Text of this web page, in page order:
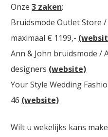
Onze3 zaken:
Bruidsmode Outlet Store
maximaal € 1199,-
Ann & John bruidsmode /
designers (website)
Your Style Wedding
46 (website)
Wilt u wekelijks kans